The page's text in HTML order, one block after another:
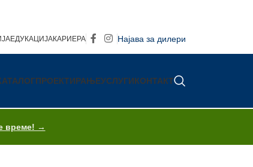
ЕДУКАЦИЈАКАРИЕРА Најава за дилери
ПРОЕКТИРАЊЕУСЛУГИКОНТАКТ
време! →